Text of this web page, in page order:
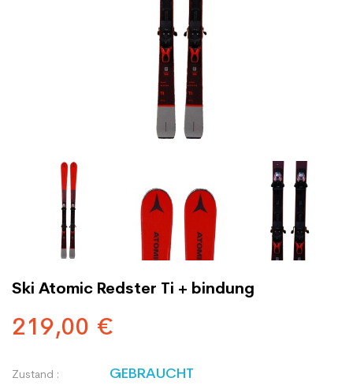
Ski Atomic Redster Ti + bindung
219,00 €
Zustand : GEBRAUCHT